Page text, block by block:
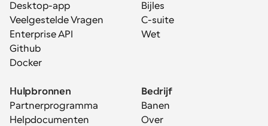
Desktop-app
Veelgestelde Vragen
Enterprise API
Github
Docker
Bijles
C-suite
Wet
Hulpbronnen
Partnerprogramma
Helpdocumenten
Bedrijf
Banen
Over